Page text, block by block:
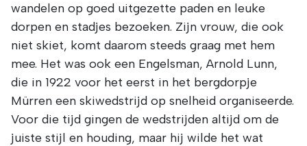
wandelen op goed uitgezette paden en leuke
dorpen en stadjes bezoeken. Zijn vrouw, die ook
niet skiet, komt daarom steeds graag met hem
mee. Het was ook een Engelsman, Arnold Lunn,
die in 1922 voor het eerst in het bergdorpje
Mürren een skiwedstrijd op snelheid organiseerde.
Voor die tijd gingen de wedstrijden altijd om de
juiste stijl en houding, maar hij wilde het wat